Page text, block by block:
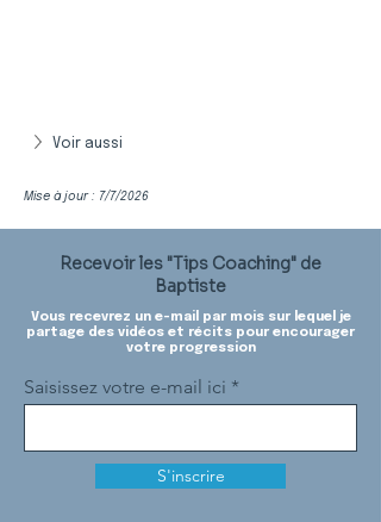
Voir aussi
Mise à jour : 7/7/2026
Recevoir les "Tips Coaching" de
Baptiste
Vous recevrez un e-mail par mois sur lequel je
partage des vidéos et récits pour encourager
votre progression
Saisissez votre e-mail ici
S'inscrire